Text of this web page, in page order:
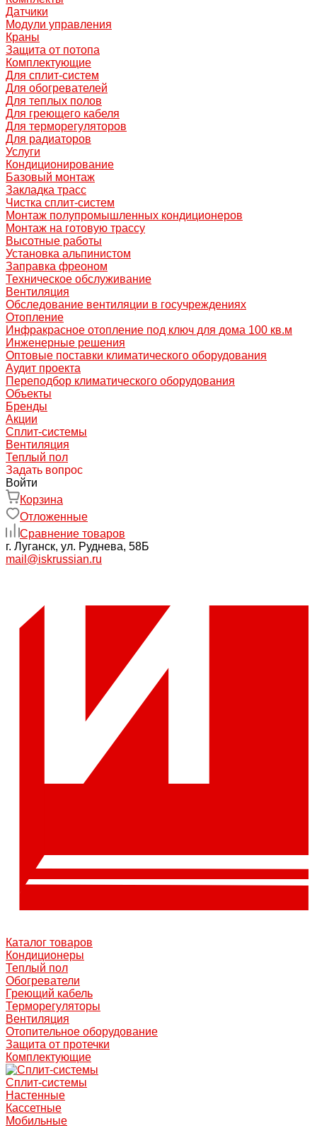
Датчики
Модули управления
Краны
Защита от потопа
Комплектующие
Для сплит-систем
Для обогревателей
Для теплых полов
Для греющего кабеля
Для терморегуляторов
Для радиаторов
Услуги
Кондиционирование
Базовый монтаж
Закладка трасс
Чистка сплит-систем
Монтаж полупромышленных кондиционеров
Монтаж на готовую трассу
Высотные работы
Установка альпинистом
Заправка фреоном
Техническое обслуживание
Вентиляция
Обследование вентиляции в госучреждениях
Отопление
Инфракрасное отопление под ключ для дома 100 кв.м
Инженерные решения
Оптовые поставки климатического оборудования
Аудит проекта
Переподбор климатического оборудования
Объекты
Бренды
Акции
Сплит-системы
Вентиляция
Теплый пол
Задать вопрос
Войти
Корзина
Отложенные
Сравнение товаров
г. Луганск, ул. Руднева, 58Б
mail@iskrussian.ru
Каталог товаров
Кондиционеры
Теплый пол
Обогреватели
Греющий кабель
Терморегуляторы
Вентиляция
Отопительное оборудование
Защита от протечки
Комплектующие
Сплит-системы
Настенные
Кассетные
Мобильные